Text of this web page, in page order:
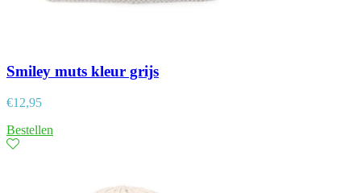
Smiley muts kleur grijs
€12,95
Bestellen